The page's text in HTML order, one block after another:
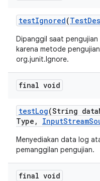
testIgnored(Test
Dipanggil saat
karena metode
org.junit.Ignore.
final void
testLog(String data
Type , InputStream
Menyediakan data log
pemanggilan pengujian.
final void